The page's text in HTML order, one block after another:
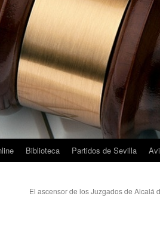
Biblioteca Partidos de Sevilla
El ascensor de los Juzgados de Alcalá